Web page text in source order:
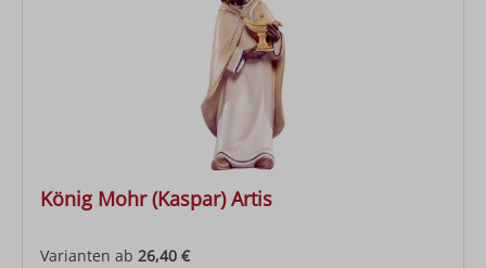
König Mohr (Kaspar) Artis
Varianten ab 26,40 €